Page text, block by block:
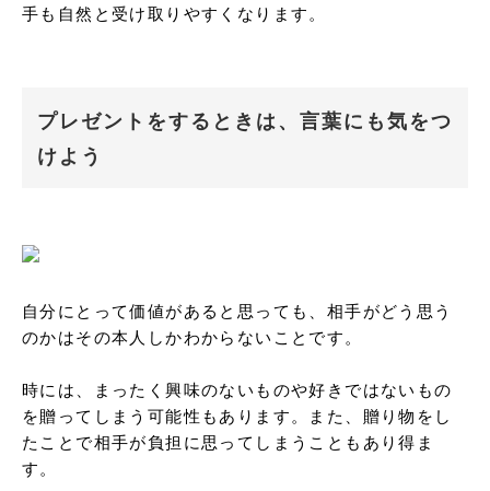
手も自然と受け取りやすくなります。
プレゼントをするときは、言葉にも気をつ
けよう
自分にとって価値があると思っても、相手がどう思う
のかはその本人しかわからないことです。
時には、まったく興味のないものや好きではないもの
を贈ってしまう可能性もあります。また、贈り物をし
たことで相手が負担に思ってしまうこともあり得ま
す。